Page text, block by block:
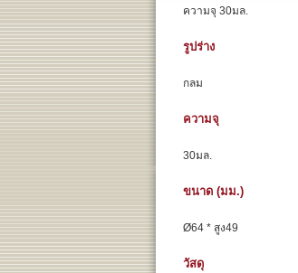
ความจุ 30มล.
รูปร่าง
กลม
ความจุ
30มล.
ขนาด (มม.)
Ø64 * สูง49
วัสดุ